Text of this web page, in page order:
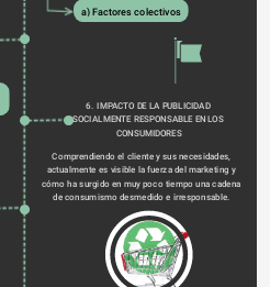
a) Factores colectivos
6.  IMPACTO DE LA PUBLICIDAD
SOCIALMENTE RESPONSABLE EN LOS
CONSUMIDORES
Comprendiendo el cliente y sus necesidades,
actualmente es visible la fuerza del marketing y
cómo ha surgido en muy poco tiempo una cadena
de consumismo desmedido e irresponsable.